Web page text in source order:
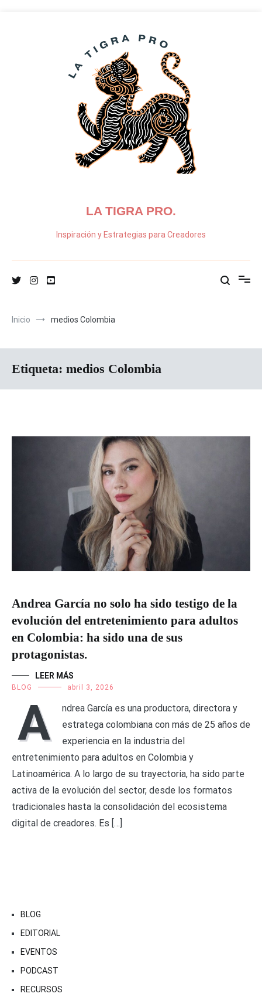
LA TIGRA PRO.
Inspiración y Estrategias para Creadores
Inicio medios Colombia
Etiqueta: medios Colombia
Andrea García no solo ha sido testigo de la
evolución del entretenimiento para adultos
en Colombia: ha sido una de sus
protagonistas.
LEER MÁS
BLOG abril 3, 2026
A
ndrea García es una productora, directora y
estratega colombiana con más de 25 años de
experiencia en la industria del
entretenimiento para adultos en Colombia y
Latinoamérica. A lo largo de su trayectoria, ha sido parte
activa de la evolución del sector, desde los formatos
tradicionales hasta la consolidación del ecosistema
digital de creadores. Es […]
BLOG
EDITORIAL
EVENTOS
PODCAST
RECURSOS